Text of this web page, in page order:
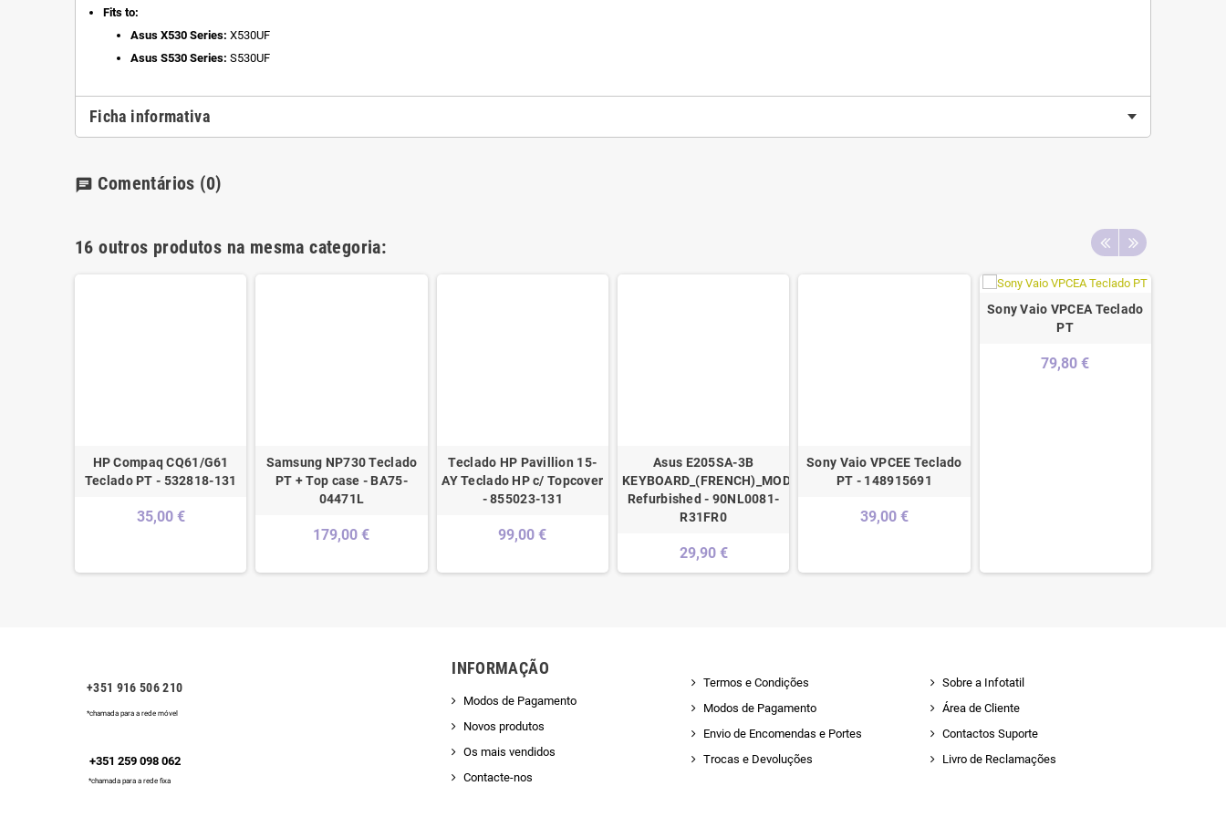
Fits to:
Asus X530 Series: X530UF
Asus S530 Series: S530UF
Ficha informativa
chat Comentários (0)
16 outros produtos na mesma categoria:
HP Compaq CQ61/G61
Teclado PT - 532818-131
35,00 €
Samsung NP730 Teclado
PT + Top case - BA75-
04471L
179,00 €
Teclado HP Pavillion 15-
AY Teclado HP c/ Topcover
- 855023-131
99,00 €
Asus E205SA-3B
KEYBOARD_(FRENCH)_MODULE/AS
Refurbished - 90NL0081-
R31FR0
29,90 €
Sony Vaio VPCEE Teclado
PT - 148915691
39,00 €
Sony Vaio VPCEA Teclado
PT
79,80 €
+351 916 506 210
*chamada para a rede móvel
+351 259 098 062
*chamada para a rede fixa
INFORMAÇÃO
Modos de Pagamento
Novos produtos
Os mais vendidos
Contacte-nos
Termos e Condições
Modos de Pagamento
Envio de Encomendas e Portes
Trocas e Devoluções
Sobre a Infotatil
Área de Cliente
Contactos Suporte
Livro de Reclamações